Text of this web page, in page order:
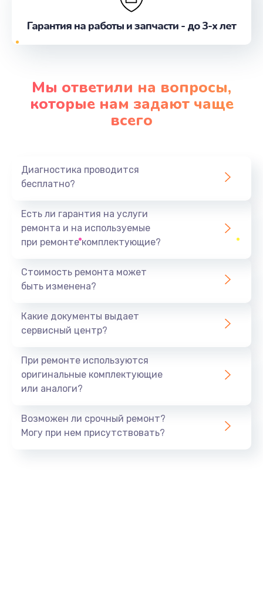
Гарантия на работы и запчасти - до 3-х лет
Мы ответили на вопросы,
которые нам задают чаще
всего
Диагностика проводится
бесплатно?
Есть ли гарантия на услуги
ремонта и на используемые
при ремонте комплектующие?
Стоимость ремонта может
быть изменена?
Какие документы выдает
сервисный центр?
При ремонте используются
оригинальные комплектующие
или аналоги?
Возможен ли срочный ремонт?
Могу при нем присутствовать?